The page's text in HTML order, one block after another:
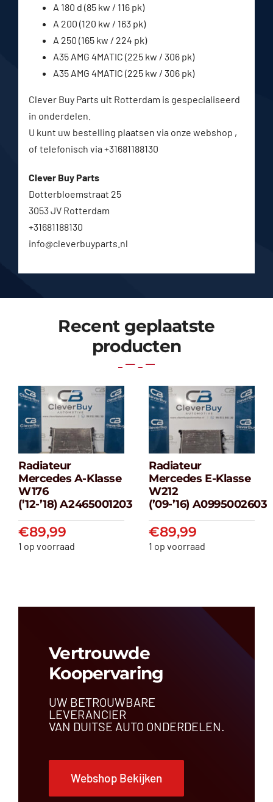
A 180 d (85 kw / 116 pk)
A 200 (120 kw / 163 pk)
A 250 (165 kw / 224 pk)
A35 AMG 4MATIC (225 kw / 306 pk)
A35 AMG 4MATIC (225 kw / 306 pk)
Clever Buy Parts uit Rotterdam is gespecialiseerd
in onderdelen.
U kunt uw bestelling plaatsen via onze webshop ,
of telefonisch via +31681188130
Clever Buy Parts
Dotterbloemstraat 25
3053 JV Rotterdam
+31681188130
info@cleverbuyparts.nl
Recent geplaatste
producten
Radiateur
Mercedes A-
klasse W176
(’12-’18) A2465001203
€89,99
Radiateur
Mercedes A-Klasse
W176
(’12-’18) A2465001203
€89,99
1 op voorraad
Radiateur
Mercedes E-
klasse W212
(’09-’16)
€89,99
Radiateur
Mercedes E-Klasse
W212
(’09-’16) A0995002603
€89,99
1 op voorraad
Vertrouwde
Koopervaring
UW BETROUWBARE
LEVERANCIER
VAN DUITSE AUTO ONDERDELEN.
Webshop Bekijken